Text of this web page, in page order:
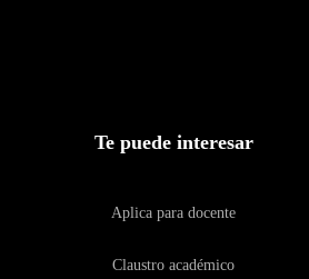
Te puede interesar
Aplica para docente
Claustro académico